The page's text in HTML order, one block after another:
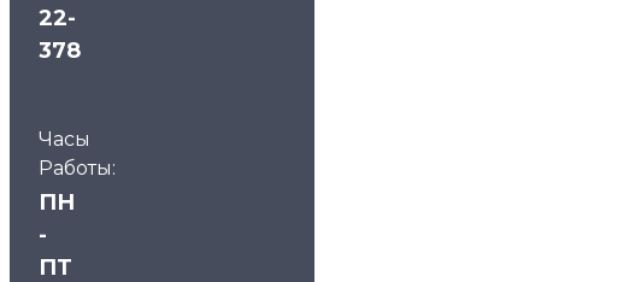
22-
378
Часы
Работы:
ПН
-
ПТ